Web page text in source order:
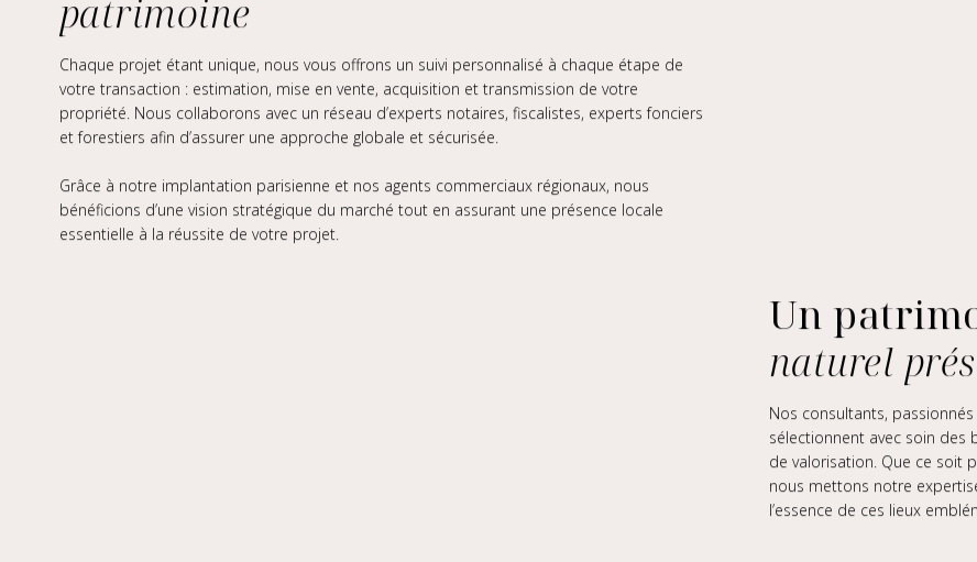
patrimoine
Chaque projet étant unique, nous vous offrons un suivi personnalisé à chaque étape de
votre transaction : estimation, mise en vente, acquisition et transmission de votre
propriété. Nous collaborons avec un réseau d’experts notaires, fiscalistes, experts fonciers
et forestiers afin d’assurer une approche globale et sécurisée.
Grâce à notre implantation parisienne et nos agents commerciaux régionaux, nous
bénéficions d’une vision stratégique du marché tout en assurant une présence locale
essentielle à la réussite de votre projet.
Un
naturel
Nos consultants,
sélectionnent avec soin des
de valorisation. Que ce soit
nous mettons notre
l’essence de ces lieux